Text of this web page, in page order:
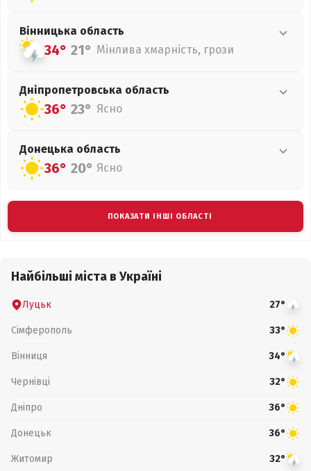
Вінницька область
34° 21° Мінлива хмарність, грози
Дніпропетровська область
36° 23° Ясно
Донецька область
36° 20° Ясно
ПОКАЗАТИ ІНШІ ОБЛАСТІ
Найбільші міста в Україні
Луцьк 27°
Сімферополь 33°
Вінниця 34°
Чернівці 32°
Дніпро 36°
Донецьк 36°
Житомир 32°